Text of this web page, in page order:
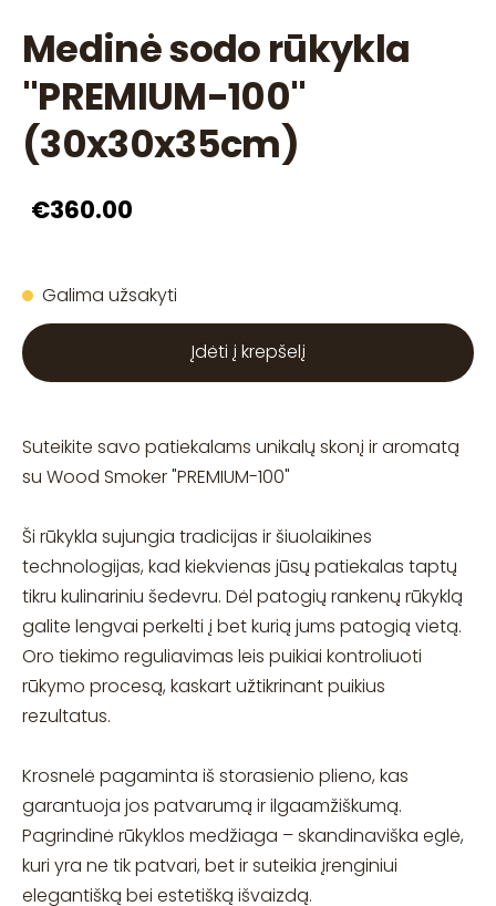
Medinė sodo rūkykla
"PREMIUM-100"
(30x30x35cm)
€360.00
Galima užsakyti
Įdėti į krepšelį
Suteikite savo patiekalams unikalų skonį ir aromatą
su Wood Smoker "PREMIUM-100"
Ši rūkykla sujungia tradicijas ir šiuolaikines
technologijas, kad kiekvienas jūsų patiekalas taptų
tikru kulinariniu šedevru. Dėl patogių rankenų rūkyklą
galite lengvai perkelti į bet kurią jums patogią vietą.
Oro tiekimo reguliavimas leis puikiai kontroliuoti
rūkymo procesą, kaskart užtikrinant puikius
rezultatus.
Krosnelė pagaminta iš storasienio plieno, kas
garantuoja jos patvarumą ir ilgaamžiškumą.
Pagrindinė rūkyklos medžiaga – skandinaviška eglė,
kuri yra ne tik patvari, bet ir suteikia įrenginiui
elegantišką bei estetišką išvaizdą.